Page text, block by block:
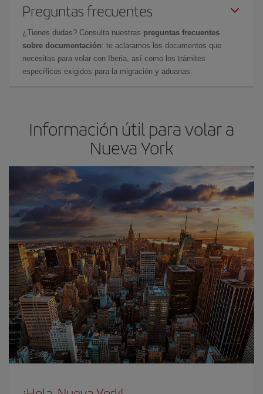
Preguntas frecuentes
¿Tienes dudas? Consulta nuestras preguntas frecuentes
sobre documentación: te aclaramos los documentos que
necesitas para volar con Iberia, así como los trámites
específicos exigidos para la migración y aduanas.
Información útil para volar a
Nueva York